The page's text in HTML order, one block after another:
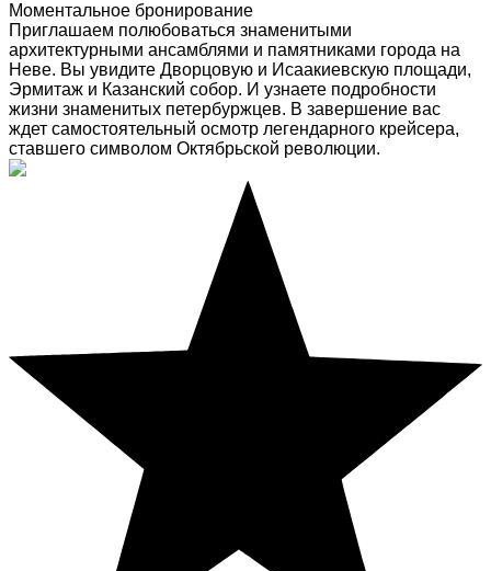
Моментальное бронирование
Приглашаем полюбоваться знаменитыми
архитектурными ансамблями и памятниками города на
Неве. Вы увидите Дворцовую и Исаакиевскую площади,
Эрмитаж и Казанский собор. И узнаете подробности
жизни знаменитых петербуржцев. В завершение вас
ждет самостоятельный осмотр легендарного крейсера,
ставшего символом Октябрьской революции.